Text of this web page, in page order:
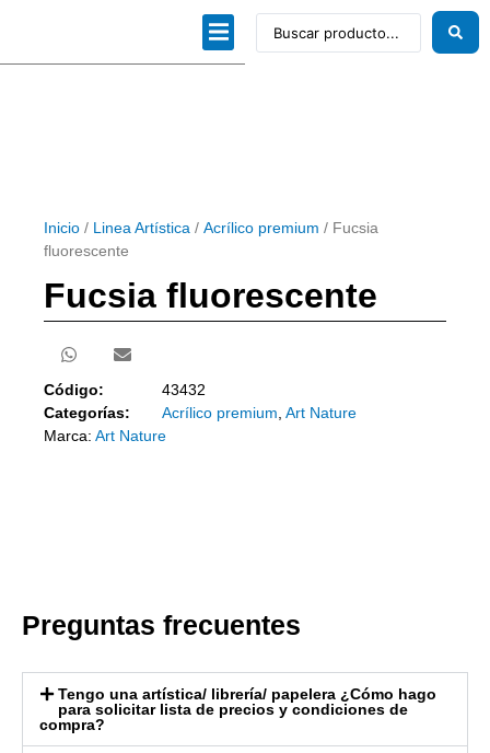
Inicio / Linea Artística / Acrílico premium / Fucsia
fluorescente
Fucsia fluorescente
Código:
43432
Categorías:
Acrílico premium Art Nature
Marca: Art Nature
Preguntas frecuentes
Tengo una artística/ librería/ papelera ¿Cómo hago
para solicitar lista de precios y condiciones de
compra?